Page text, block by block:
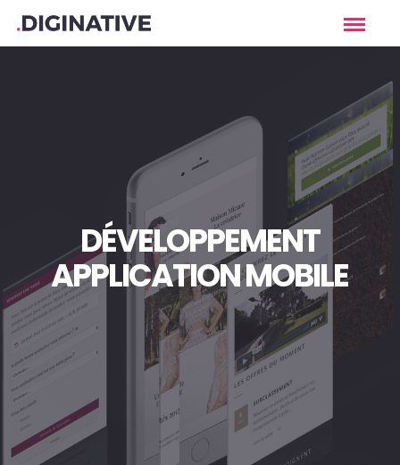
DÉVELOPPEMENT
APPLICATION MOBILE